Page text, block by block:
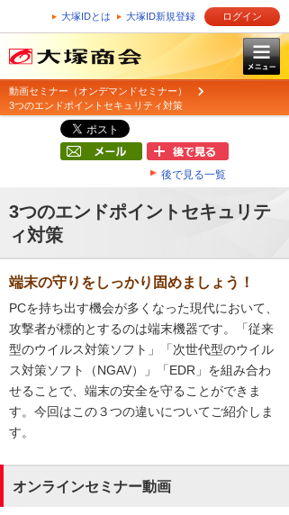
大塚IDとは 大塚ID新規登録 ログイン
動画セミナー（オンデマンドセミナー）
3つのエンドポイントセキュリティ対策
後で見る一覧
3つのエンドポイントセキュリテ
ィ対策
端末の守りをしっかり固めましょう！
PCを持ち出す機会が多くなった現代において、
攻撃者が標的とするのは端末機器です。「従来
型のウイルス対策ソフト」「次世代型のウイル
ス対策ソフト（NGAV）」「EDR」を組み合わ
せることで、端末の安全を守ることができま
す。今回はこの３つの違いについてご紹介しま
す。
オンラインセミナー動画